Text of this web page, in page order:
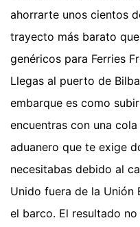
ahorrarte unos cientos
trayecto más barato
genéricos para Ferries
Llegas al puerto de
embarque es como
encuentras con una
aduanero que te exige
necesitabas debido al
Unido fuera de la Unión
el barco. El resultado